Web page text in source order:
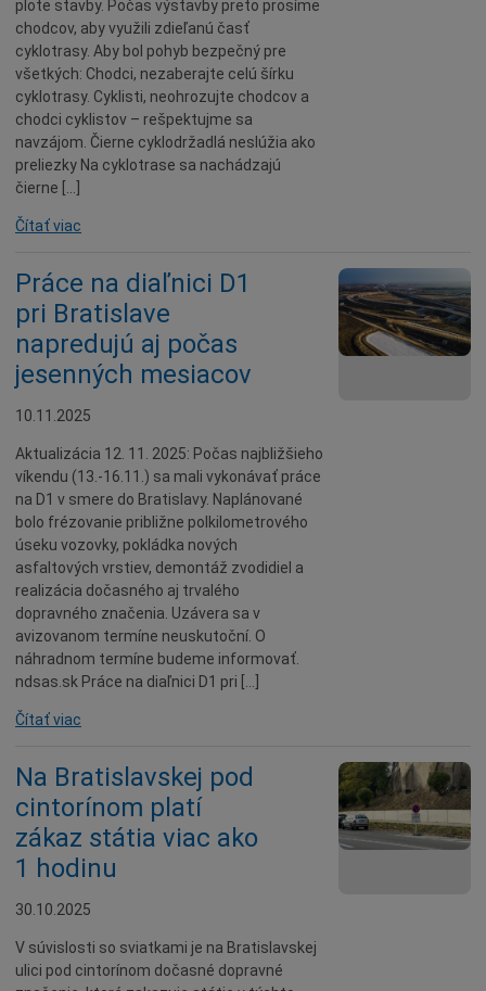
plote stavby. Počas výstavby preto prosíme
chodcov, aby využili zdieľanú časť
cyklotrasy. Aby bol pohyb bezpečný pre
všetkých: Chodci, nezaberajte celú šírku
cyklotrasy. Cyklisti, neohrozujte chodcov a
chodci cyklistov – rešpektujme sa
navzájom. Čierne cyklodržadlá neslúžia ako
preliezky Na cyklotrase sa nachádzajú
čierne […]
Čítať viac
Práce na diaľnici D1
pri Bratislave
napredujú aj počas
jesenných mesiacov
10.11.2025
Aktualizácia 12. 11. 2025: Počas najbližšieho
víkendu (13.-16.11.) sa mali vykonávať práce
na D1 v smere do Bratislavy. Naplánované
bolo frézovanie približne polkilometrového
úseku vozovky, pokládka nových
asfaltových vrstiev, demontáž zvodidiel a
realizácia dočasného aj trvalého
dopravného značenia. Uzávera sa v
avizovanom termíne neuskutoční. O
náhradnom termíne budeme informovať.
ndsas.sk Práce na diaľnici D1 pri […]
Čítať viac
Na Bratislavskej pod
cintorínom platí
zákaz státia viac ako
1 hodinu
30.10.2025
V súvislosti so sviatkami je na Bratislavskej
ulici pod cintorínom dočasné dopravné